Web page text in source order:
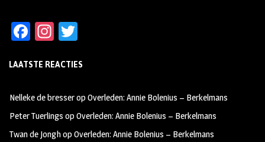
Fa
b
oo
k
In
ag
m
tt
LAATSTE REACTIES
Nelleke de bresseropOverleden: Annie Bolenius – Berkelmans
Peter Tuerlings opOverleden: Annie Bolenius – Berkelmans
Twan de JonghopOverleden: Annie Bolenius – Berkelmans